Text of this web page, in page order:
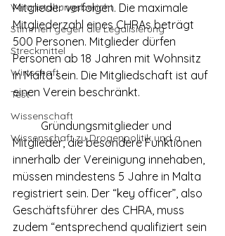
Veranstaltungsbericht
Stimmen gegen die Legalisierung
Streckmittel
Wirtschaft
Test
Wissenschaft
Wissenschaft zu Drogenpolitik und a
Mitglieder verfolgen. Die maximale
Mitgliederzahl eines CHRAs beträgt
500 Personen. Mitglieder dürfen
Personen ab 18 Jahren mit Wohnsitz
in Malta sein. Die Mitgliedschaft ist auf
einen Verein beschränkt.
Mitglieder, die besondere Funktionen
innerhalb der Vereinigung innehaben,
müssen mindestens 5 Jahre in Malta
registriert sein. Der “key officer”, also
Geschäftsführer des CHRA, muss
zudem “entsprechend qualifiziert sein